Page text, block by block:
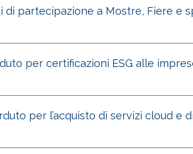
di partecipazione a Mostre, Fiere e
per certificazioni ESG alle
per l’acquisto di servizi cloud e